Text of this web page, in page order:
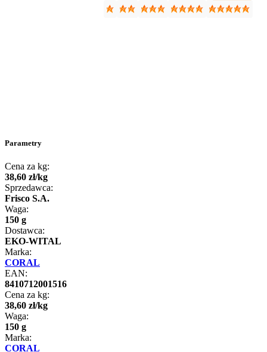
Parametry
Cena za kg:
38,60 zł/kg
Sprzedawca:
Frisco S.A.
Waga:
150 g
Dostawca:
EKO-WITAL
Marka:
CORAL
EAN:
8410712001516
Cena za kg:
38,60 zł/kg
Waga:
150 g
Marka:
CORAL